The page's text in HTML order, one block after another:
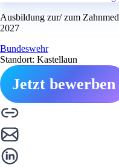
Ausbildung zur/ zum
2027
Bundeswehr
Standort: Kastellaun
Jetzt bewerben